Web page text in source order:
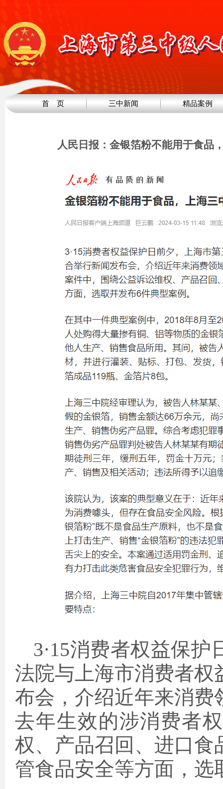
首 页 三中新闻 精品案例
人民日报：金银箔粉不能用于食品
3·15消费者权益保
法院与上海市消费者
布会，介绍近年来消费
去年生效的涉消费者
权、产品召回、进口食
管食品安全等方面，选